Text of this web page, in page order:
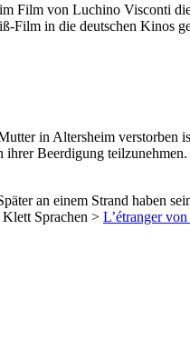
Film von Luchino Visconti
Film in die deutschen Kinos
in Altersheim
Beerdigung
an einem Strand haben
Sprachen > L’étranger